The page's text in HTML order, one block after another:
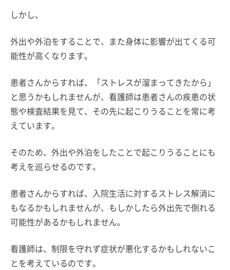
しかし、
外出や外泊をすることで、また身体に影響が出てくる可
能性が高くなります。
患者さんからすれば、「ストレスが溜まってきたから」
と思うかもしれませんが、看護師は患者さんの疾患の状
態や検査結果を見て、その先に起こりうることを常に考
えています。
そのため、外出や外泊をしたことで起こりうることにも
考えを巡らせるのです。
患者さんからすれば、入院生活に対するストレス解消に
もなるかもしれませんが、もしかしたら外出先で倒れる
可能性があるかもしれません。
看護師は、制限を守れず症状が悪化するかもしれないこ
とを考えているのです。